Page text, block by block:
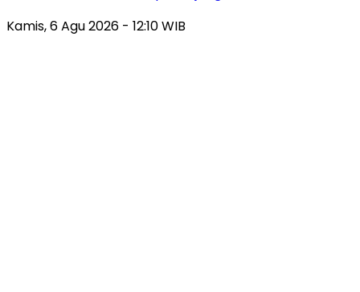
Kamis, 6 Agu 2026 - 12:10 WIB